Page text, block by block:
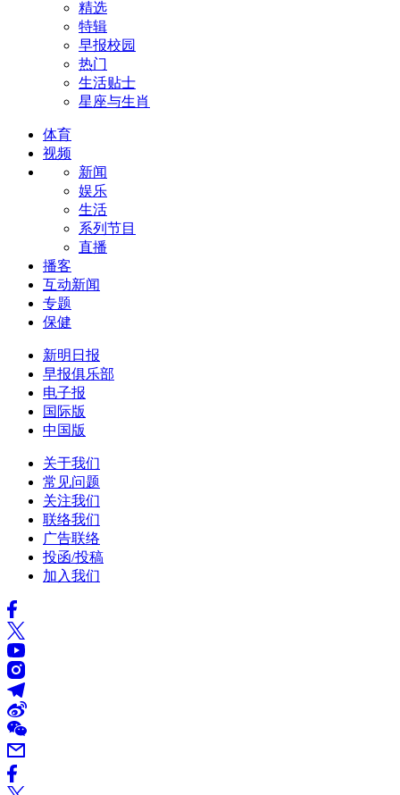
精选
特辑
早报校园
热门
生活贴士
星座与生肖
体育
视频
新闻
娱乐
生活
系列节目
直播
播客
互动新闻
专题
保健
新明日报
早报俱乐部
电子报
国际版
中国版
关于我们
常见问题
关注我们
联络我们
广告联络
投函/投稿
加入我们